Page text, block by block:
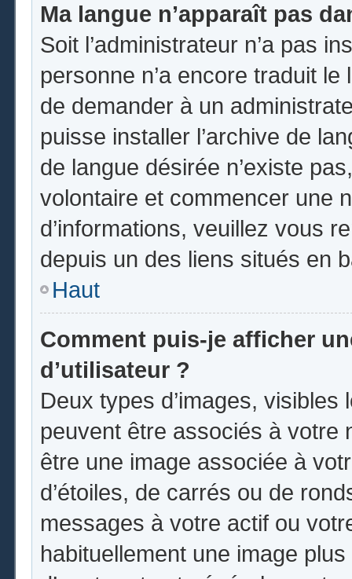
Ma langue n’apparaît pas
Soit l’administrateur n’a pas
personne n’a encore traduit
de demander à un
puisse installer l’archive de
de langue désirée n’existe
volontaire et commencer une
d’informations, veuillez vous
depuis un des liens situés en
Haut
Comment puis-je afficher
d’utilisateur ?
Deux types d’images,
peuvent être associés à votre
être une image associée à
d’étoiles, de carrés ou de
messages à votre actif ou
habituellement une image